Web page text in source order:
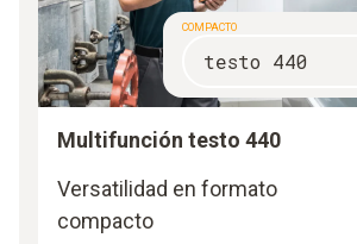
COMPACTO
testo 440
Multifunción testo 440
Versatilidad en formato
compacto